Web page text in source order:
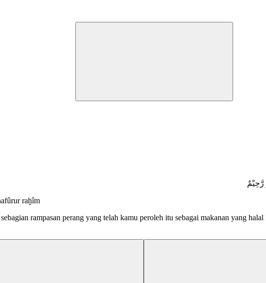
رَّحِيْمٌ
raḫîm
rampasan perang yang telah kamu peroleh itu sebagai makanan yang